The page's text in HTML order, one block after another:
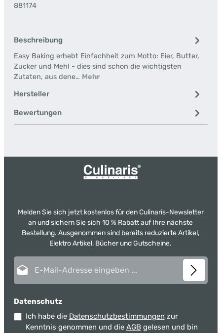
881174
Beschreibung
Easy Baking erhebt Einfachheit zum Motto: Eier, Butter,
Zucker und Mehl - dies sind schon die wichtigsten
Zutaten, aus dene… Mehr
Hersteller
Bewertungen
Melden Sie sich jetzt kostenlos für den Culinaris-Newsletter
an und sichern Sie sich 10 % Rabatt auf Ihre nächste
Bestellung. Ausgenommen sind bereits reduzierte Artikel,
Elektro Artikel, Bücher und Gutscheine.
Datenschutz
Ich habe die Datenschutzbestimmungen zur
Kenntnis genommen und die AGB gelesen und bin